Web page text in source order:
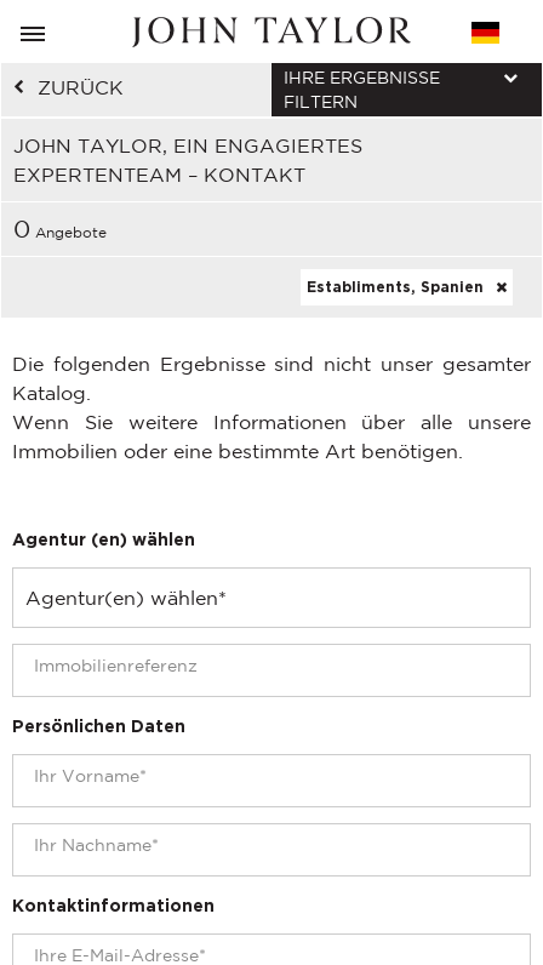
ZURÜCK
JOHN TAYLOR, EIN ENGAGIERTES
EXPERTENTEAM – KONTAKT
IHRE ERGEBNISSE
FILTERN
0 Angebote
Establiments, Spanien
Die folgenden Ergebnisse sind nicht unser gesamter
Katalog.
Wenn Sie weitere Informationen über alle unsere
Immobilien oder eine bestimmte Art benötigen.
Agentur (en) wählen
Persönlichen Daten
Kontaktinformationen